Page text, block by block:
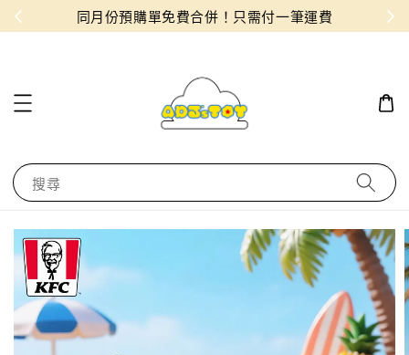
！ 同月份預購單免費合併！只需付一筆運費
搜尋